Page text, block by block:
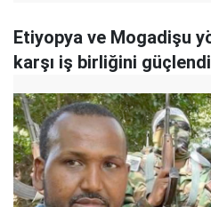
Etiyopya ve Mogadişu
karşı iş birliğini